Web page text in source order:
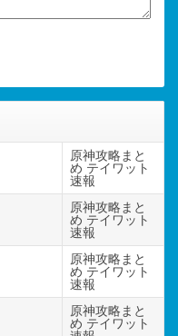
原神攻略まと
め テイワット
速報
原神攻略まと
め テイワット
速報
原神攻略まと
め テイワット
速報
原神攻略まと
め テイワット